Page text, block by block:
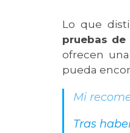
Lo que
pruebas
ofrecen
pueda
Mi
Tras